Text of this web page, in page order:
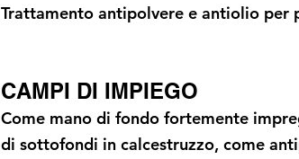
Trattamento antipolvere e antiolio per
CAMPI DI IMPIEGO
Come mano di fondo fortemente
di sottofondi in calcestruzzo, come